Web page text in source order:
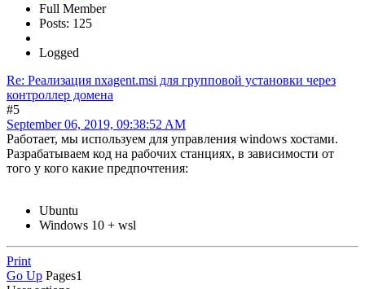
Full Member
Posts: 125
Logged
Re: Реализация nxagent.msi для групповой установки через
контроллер домена
#5
September 06, 2019, 09:38:52 AM
Работает, мы используем для управления windows хостами.
Разрабатываем код на рабочих станциях, в зависимости от
того у кого какие предпочтения:
Ubuntu
Windows 10 + wsl
Print
Go Up Pages1